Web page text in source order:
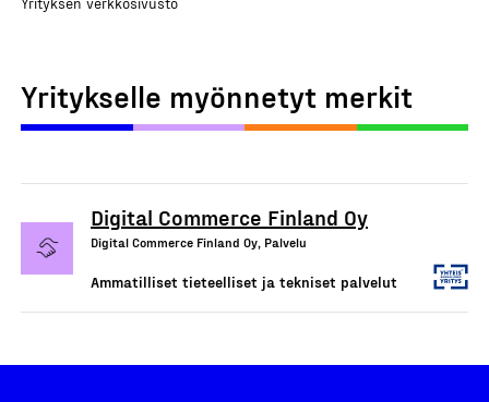
Yritykselle myönnetyt merkit
Digital Commerce Finland Oy
Digital Commerce Finland Oy, Palvelu
Ammatilliset tieteelliset ja tekniset palvelut